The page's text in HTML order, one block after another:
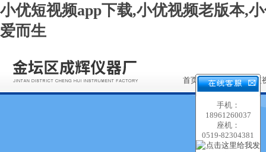
小优短视频app下载,小优视频老版本,
爱而生
首页 关于小优短
手机：
18961260037
座机：
0519-82304381